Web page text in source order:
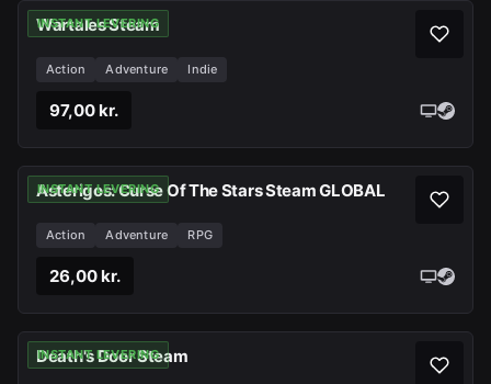
INSTANT LEVERING
Wartales Steam
Action Adventure Indie
97,00 kr.
INSTANT LEVERING
Asterigos: Curse Of The Stars Steam GLOBAL
Action Adventure RPG
26,00 kr.
INSTANT LEVERING
Death's Door Steam